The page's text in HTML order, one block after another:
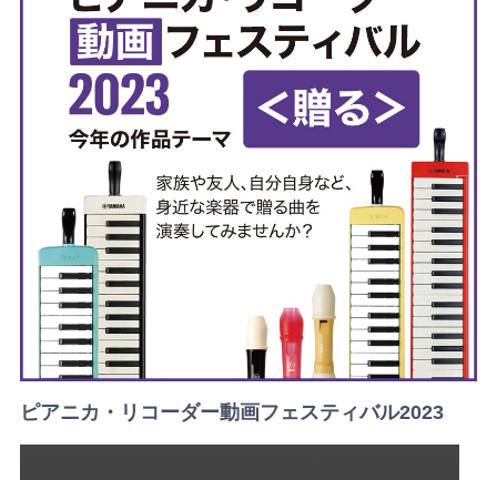
ピアニカ・リコーダー動画フェスティバル2023